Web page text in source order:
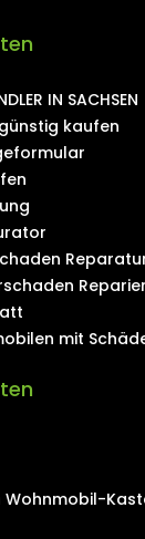
IN SACHSEN
kaufen
mit